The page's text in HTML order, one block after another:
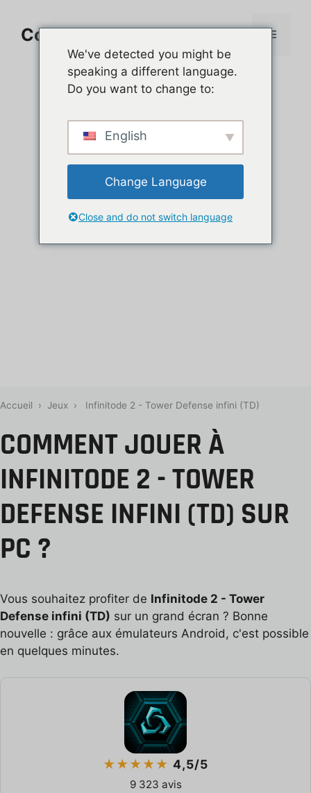
contenuComment jouer sur PC Menu
Accueil › Jeux › Infinitode 2 - Tower Defense infini (TD)
COMMENT JOUER À
INFINITODE 2 - TOWER
DEFENSE INFINI (TD) SUR
PC ?
Vous souhaitez profiter de Infinitode 2 - Tower
Defense infini (TD) sur un grand écran ? Bonne
nouvelle : grâce aux émulateurs Android, c'est possible
en quelques minutes.
★★★★★ 4,5/5
9 323 avis
We've detected you might be
speaking a different language.
Do you want to change to:
English
Change Language
Close and do not switch language